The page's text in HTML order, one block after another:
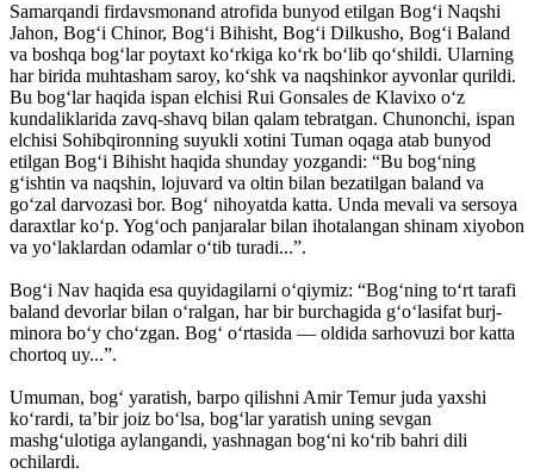
Samarqandi firdavsmonand atrofida bunyod etilgan Bog‘i Naqshi
Jahon, Bog‘i Chinor, Bog‘i Bihisht, Bog‘i Dilkusho, Bog‘i Baland
va boshqa bog‘lar poytaxt ko‘rkiga ko‘rk bo‘lib qo‘shildi. Ularning
har birida muhtasham saroy, ko‘shk va naqshinkor ayvonlar qurildi.
Bu bog‘lar haqida ispan elchisi Rui Gonsales de Klavixo o‘z
kundaliklarida zavq-shavq bilan qalam tebratgan. Chunonchi, ispan
elchisi Sohibqironning suyukli xotini Tuman oqaga atab bunyod
etilgan Bog‘i Bihisht haqida shunday yozgandi: “Bu bog‘ning
g‘ishtin va naqshin, lojuvard va oltin bilan bezatilgan baland va
go‘zal darvozasi bor. Bog‘ nihoyatda katta. Unda mevali va sersoya
daraxtlar ko‘p. Yog‘och panjaralar bilan ihotalangan shinam xiyobon
va yo‘laklardan odamlar o‘tib turadi...”.
Bog‘i Nav haqida esa quyidagilarni o‘qiymiz: “Bog‘ning to‘rt tarafi
baland devorlar bilan o‘ralgan, har bir burchagida g‘o‘lasifat burj-
minora bo‘y cho‘zgan. Bog‘ o‘rtasida — oldida sarhovuzi bor katta
chortoq uy...”.
Umuman, bog‘ yaratish, barpo qilishni Amir Temur juda yaxshi
ko‘rardi, ta’bir joiz bo‘lsa, bog‘lar yaratish uning sevgan
mashg‘ulotiga aylangandi, yashnagan bog‘ni ko‘rib bahri dili
ochilardi.